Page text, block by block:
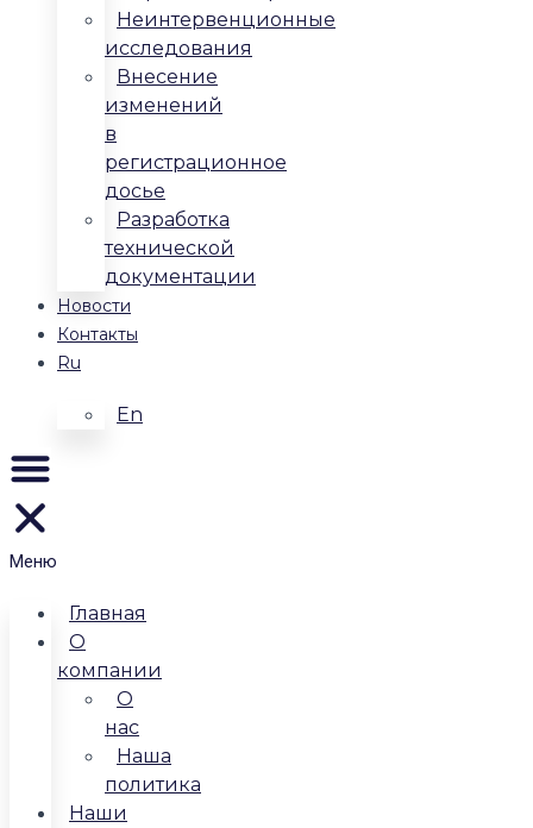
Неинтервенционные
исследования
Внесение
изменений
в
регистрационное
досье
Разработка
технической
документации
Новости
Контакты
Ru
En
Меню
Главная
О
компании
О
нас
Наша
политика
Наши